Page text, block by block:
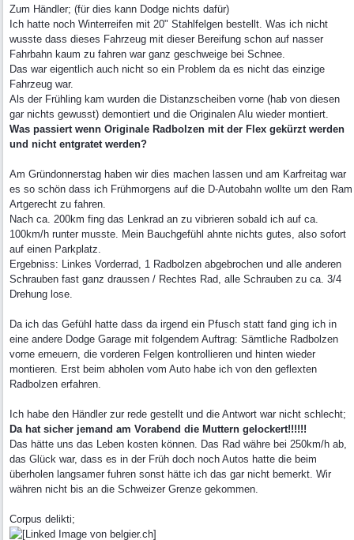
Zum Händler; (für dies kann Dodge nichts dafür)
Ich hatte noch Winterreifen mit 20" Stahlfelgen bestellt. Was ich nicht
wusste dass dieses Fahrzeug mit dieser Bereifung schon auf nasser
Fahrbahn kaum zu fahren war ganz geschweige bei Schnee.
Das war eigentlich auch nicht so ein Problem da es nicht das einzige
Fahrzeug war.
Als der Frühling kam wurden die Distanzscheiben vorne (hab von diesen
gar nichts gewusst) demontiert und die Originalen Alu wieder montiert.
Was passiert wenn Originale Radbolzen mit der Flex gekürzt werden
und nicht entgratet werden?
Am Gründonnerstag haben wir dies machen lassen und am Karfreitag war
es so schön dass ich Frühmorgens auf die D-Autobahn wollte um den Ram
Artgerecht zu fahren.
Nach ca. 200km fing das Lenkrad an zu vibrieren sobald ich auf ca.
100km/h runter musste. Mein Bauchgefühl ahnte nichts gutes, also sofort
auf einen Parkplatz.
Ergebniss: Linkes Vorderrad, 1 Radbolzen abgebrochen und alle anderen
Schrauben fast ganz draussen / Rechtes Rad, alle Schrauben zu ca. 3/4
Drehung lose.
Da ich das Gefühl hatte dass da irgend ein Pfusch statt fand ging ich in
eine andere Dodge Garage mit folgendem Auftrag: Sämtliche Radbolzen
vorne erneuern, die vorderen Felgen kontrollieren und hinten wieder
montieren. Erst beim abholen vom Auto habe ich von den geflexten
Radbolzen erfahren.
Ich habe den Händler zur rede gestellt und die Antwort war nicht schlecht;
Da hat sicher jemand am Vorabend die Muttern gelockert!!!!!!
Das hätte uns das Leben kosten können. Das Rad währe bei 250km/h ab,
das Glück war, dass es in der Früh doch noch Autos hatte die beim
überholen langsamer fuhren sonst hätte ich das gar nicht bemerkt. Wir
währen nicht bis an die Schweizer Grenze gekommen.
Corpus delikti;